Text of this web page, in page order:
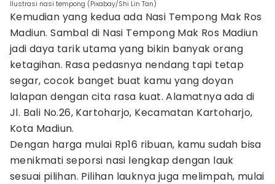
Ilustrasi nasi tempong (Pixabay/Shi Lin Tan)
Kemudian yang kedua ada Nasi Tempong Mak Ros
Madiun. Sambal di Nasi Tempong Mak Ros Madiun
jadi daya tarik utama yang bikin banyak orang
ketagihan. Rasa pedasnya nendang tapi tetap
segar, cocok banget buat kamu yang doyan
lalapan dengan cita rasa kuat. Alamatnya ada di
Jl. Bali No.26, Kartoharjo, Kecamatan Kartoharjo,
Kota Madiun.
Dengan harga mulai Rp16 ribuan, kamu sudah bisa
menikmati seporsi nasi lengkap dengan lauk
sesuai pilihan. Pilihan lauknya juga melimpah, mulai